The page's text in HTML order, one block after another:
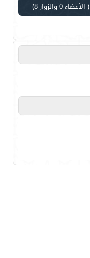
( الأعضاء 0 والزوار 8)